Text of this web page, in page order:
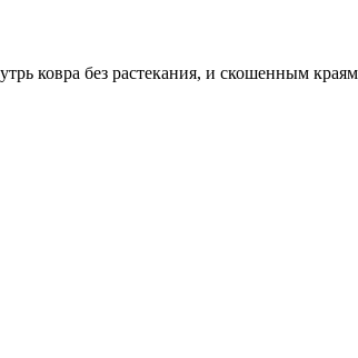
ковра без растекания, и скошенным